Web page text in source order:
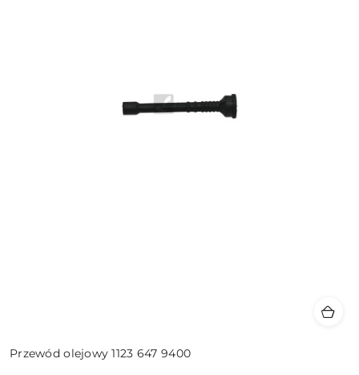
Przewód olejowy 1123 647 9400